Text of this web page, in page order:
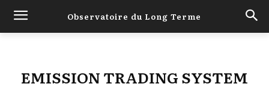
Observatoire du Long Terme
EMISSION TRADING SYSTEM